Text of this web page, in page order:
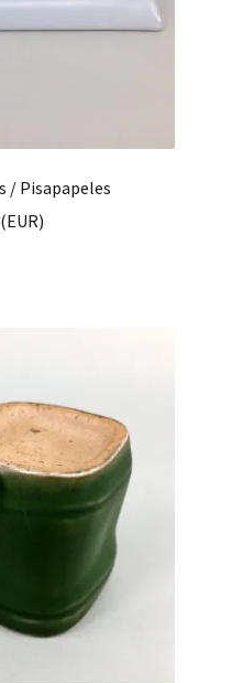
/ Pisapapeles
(EUR)